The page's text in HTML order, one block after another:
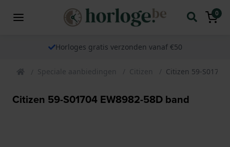
0
Horloges gratis verzonden vanaf €50
Speciale aanbiedingen Citizen Citizen 59-
Citizen 59-S01704 EW8982-58D band